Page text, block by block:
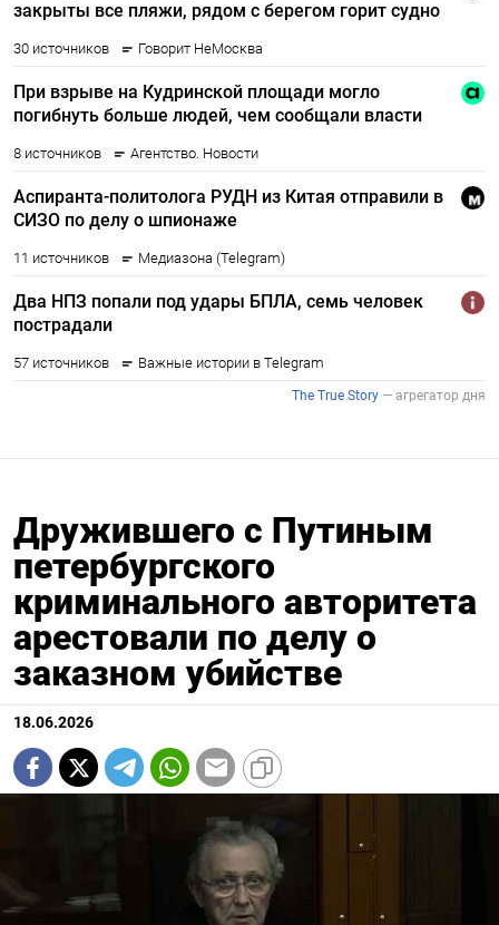
Дружившего с Путиным
петербургского
криминального авторитета
арестовали по делу о
заказном убийстве
18.06.2026